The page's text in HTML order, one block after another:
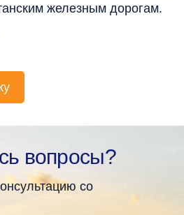
железным дорогам.
вопросы?
со